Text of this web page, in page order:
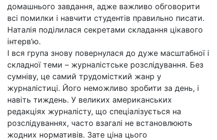
домашнього завдання, адже важливо обговорити
всі помилки і навчити студентів правильно писати.
Наталія поділилася секретами складання цікавого
інтерв’ю.
І вся група знову повернулася до дуже масштабної і
складної теми – журналістське розслідування. Без
сумніву, це самий трудомісткий жанр у
журналістиці. Його неможливо зробити за день, і
навіть тиждень. У великих американських
редакціях журналісту, що спеціалізується на
розслідуваннях, часто взагалі не встановлюють
жодних нормативів. Зате ціна цього